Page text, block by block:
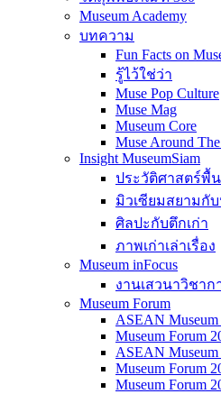
Museum Academy
บทความ
Fun Facts on
รู้ไว้ใช่ว่า
Muse Pop Culture
Muse Mag
Museum Core
Muse Around
Insight MuseumSiam
ประวัติศาสตร์พื้
มิวเซียมสยามกั
ศิลปะกับตึกเก่า
ภาพเก่าเล่าเรื่อง
Museum inFocus
งานเสวนาวิชาก
Museum Forum
ASEAN Museum
Museum Forum
ASEAN Museum
Museum Forum
Museum Forum